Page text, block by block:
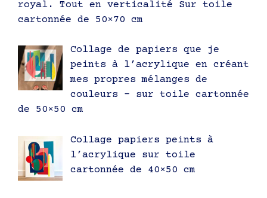
royal. Tout en verticalité Sur toile
cartonnée de 50×70 cm
Collage de papiers que je
peints à l’acrylique en créant
mes propres mélanges de
couleurs – sur toile cartonnée
de 50×50 cm
Collage papiers peints à
l’acrylique sur toile
cartonnée de 40×50 cm